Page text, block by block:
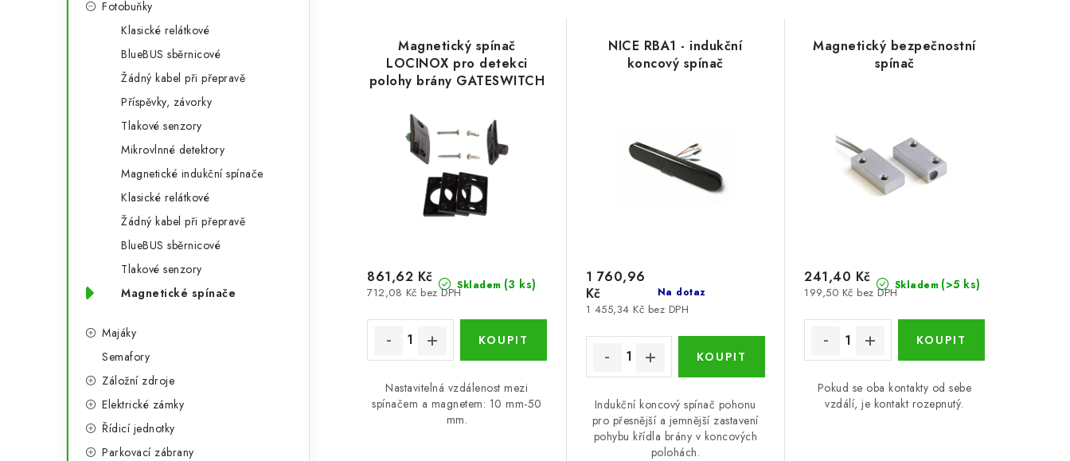
Fotobuňky
Klasické relátkové
BlueBUS sběrnicové
Žádný kabel při přepravě
Příspěvky, závorky
Tlakové senzory
Mikrovlnné detektory
Magnetické indukční spínače
Klasické relátkové
Žádný kabel při přepravě
BlueBUS sběrnicové
Tlakové senzory
Magnetické spínače
Majáky
Semafory
Záložní zdroje
Elektrické zámky
Řídicí jednotky
Parkovací zábrany
a
z
e
í
p
r
o
u
k
t
ů
Magnetický spínač
LOCINOX pro detekci
polohy brány GATESWITCH
Skladem (3 ks)
712,08 Kč bez DPH
861,62 Kč
Nastavitelná vzdálenost mezi
spínačem a magnetem: 10 mm-50
mm.
NICE RBA1 - indukční
koncový spínač
Na dotaz
1 455,34 Kč bez DPH
1 760,96
Kč
Indukční koncový spínač pohonu
pro přesnější a jemnější zastavení
pohybu křídla brány v koncových
polohách.
Magnetický bezpečnostní
spínač
Skladem (>5 ks)
199,50 Kč bez DPH
241,40 Kč
Pokud se oba kontakty od sebe
vzdálí, je kontakt rozepnutý.